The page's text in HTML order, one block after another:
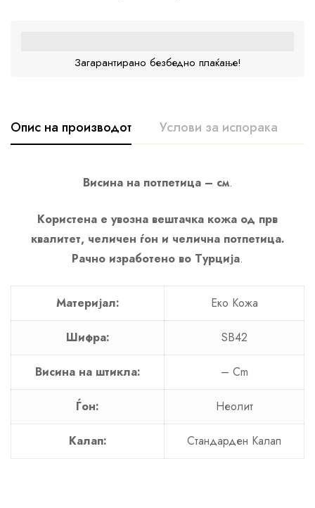
Загарантирано безбедно плаќање!
Опис на производот Услови за испорака
Висина на потпетица – см.
Користена е увозна вештачка кожа од прв
квалитет, челичен ѓон и челична потпетица.
Рачно изработено во Турција.
Материјал: Еко Кожа
Шифра: SB42
Висина на штикла: – Cm
Ѓон: Неолит
Калап: Стандарден Калап